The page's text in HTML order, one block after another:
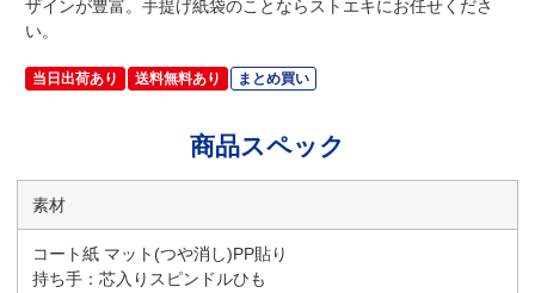
ザインが豊富。手提げ紙袋のことならストエキにお任せくださ
い。
当日出荷あり 送料無料あり まとめ買い
商品スペック
素材
コート紙 マット(つや消し)PP貼り
持ち手：芯入りスピンドルひも